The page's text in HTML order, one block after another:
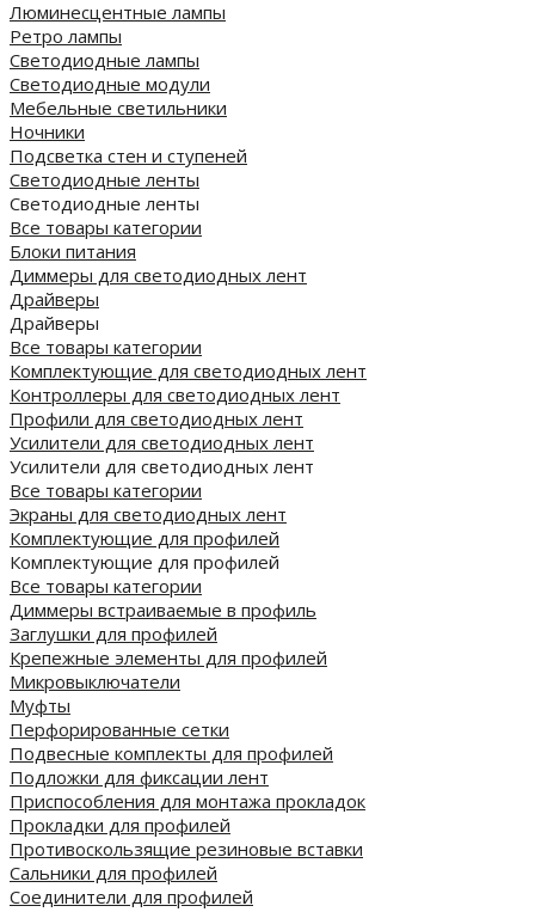
Люминесцентные лампы
Ретро лампы
Светодиодные лампы
Светодиодные модули
Мебельные светильники
Ночники
Подсветка стен и ступеней
Светодиодные ленты
Светодиодные ленты
Все товары категории
Блоки питания
Диммеры для светодиодных лент
Драйверы
Драйверы
Все товары категории
Комплектующие для светодиодных лент
Контроллеры для светодиодных лент
Профили для светодиодных лент
Усилители для светодиодных лент
Усилители для светодиодных лент
Все товары категории
Экраны для светодиодных лент
Комплектующие для профилей
Комплектующие для профилей
Все товары категории
Диммеры встраиваемые в профиль
Заглушки для профилей
Крепежные элементы для профилей
Микровыключатели
Муфты
Перфорированные сетки
Подвесные комплекты для профилей
Подложки для фиксации лент
Приспособления для монтажа прокладок
Прокладки для профилей
Противоскользящие резиновые вставки
Сальники для профилей
Соединители для профилей